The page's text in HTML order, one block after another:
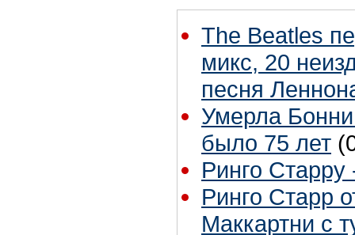
The Beatles
микс, 20
песня
Умерла
было 75 лет
Ринго Старру
Ринго Старр
Маккартни с